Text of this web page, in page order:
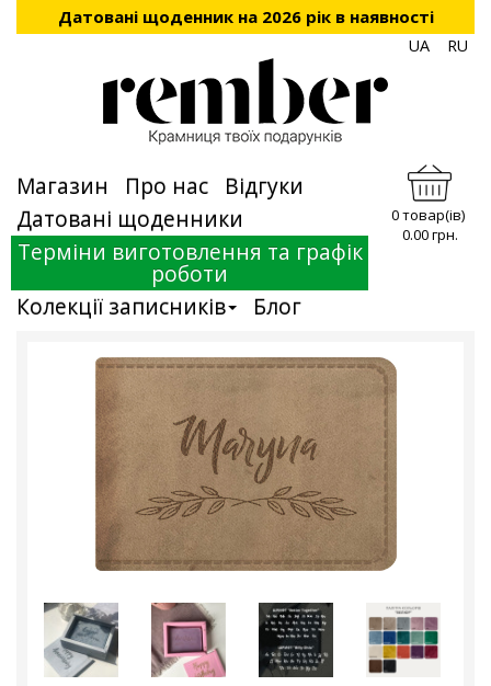
Датовані щоденник на 2026 рік в наявності
UA RU
Магазин Про нас
Відгуки
Датовані щоденники
Терміни виготовлення та графік
роботи
Колекції записників
Блог
0 товар(ів)
0.00 грн.